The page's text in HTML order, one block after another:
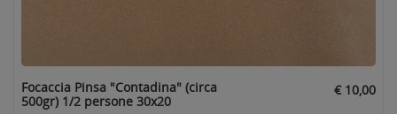
Focaccia Pinsa "Contadina" (circa
500gr) 1/2 persone 30x20
€ 10,00